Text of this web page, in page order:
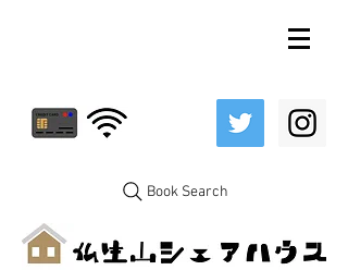
Book Search